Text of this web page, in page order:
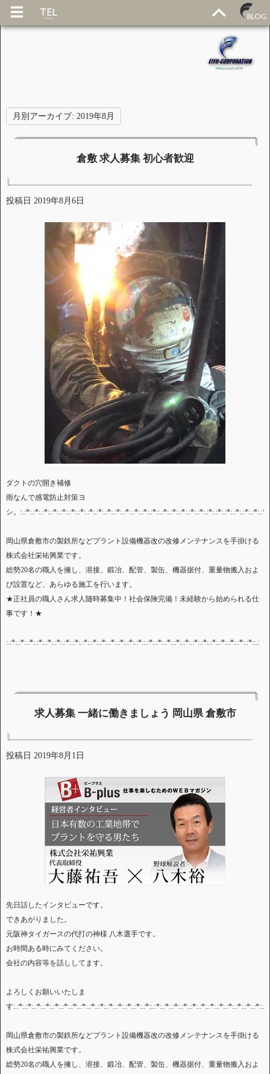
月別アーカイブ: 2019年8月
倉敷 求人募集 初心者歓迎
投稿日 2019年8月6日
ダクトの穴開き補修
雨なんで感電防止対策ヨ
シ。
岡山県倉敷市の製鉄所などプラント設備機器改の改修メンテナンスを手掛ける
株式会社栄祐興業です。
総勢20名の職人を擁し、溶接、鍛冶、配管、製缶、機器据付、重量物搬入およ
び設置など、あらゆる施工を行います。
★正社員の職人さん求人随時募集中！社会保険完備！未経験から始められる仕
事です！★
:.:*:.:*:.:*:.:*:.:*:.:*:.:*:.:*:.:*:.:*:.:*:.:*:.:*:.:*:.:*::.:*:.:*:.:*:.:*:.:*:.:*:.:*:.:*:.:*:.:*:.:*:.:*::.:
求人募集 一緒に働きましょう 岡山県 倉敷市
投稿日 2019年8月1日
先日話したインタビューです。
できあがりました。
元阪神タイガースの代打の神様 八木選手です。
お時間ある時にみてください。
会社の内容等を話ししてます。
よろしくお願いいたしま
す:.:*:.:*:.:*:.:*:.:*:.:*:.:*:.:*:.:*:.:*:.:*:.:*:.:*:.:*:.:*::.:*:.:*:.:*:.:*:.:*:.:*:.:*:.:*:.:*:.:*:.:*:.:*::.:*
岡山県倉敷市の製鉄所などプラント設備機器改の改修メンテナンスを手掛ける
株式会社栄祐興業です。
総勢20名の職人を擁し、溶接、鍛冶、配管、製缶、機器据付、重量物搬入およ